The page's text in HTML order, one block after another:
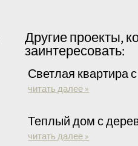
Другие проекты,
заинтересовать:
Светлая квартира
читать далее »
Теплый дом с
читать далее »